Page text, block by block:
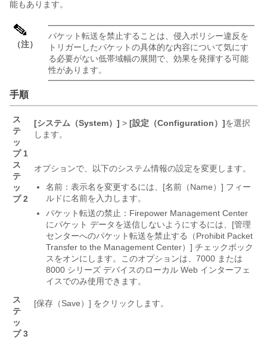
能もあります。
（注）
パケット転送を禁止することは、侵入ポリシー違反を
トリガーしたパケットの具体的な内容について気にす
る必要がない低帯域幅の展開で、効果を発揮する可能
性があります。
手順
ス
テ
ッ
プ 1
[システム（System）] > [設定（Configuration）]を選択
します。
ス
テ
ッ
プ 2
オプションで、以下のシステム情報の設定を変更します。
名前：表示名を変更するには、[名前（Name）] フィー
ルドに名前を入力します。
パケット転送の禁止： Firepower Management Center
にパケット データを送信しないようにするには、[管理
センターへのパケット転送を禁止する（Prohibit Packet
Transfer to the Management Center）] チェックボック
スをオンにします。
このオプションは、 7000 または
8000 シリーズ デバイスのローカル Web インターフェ
イスでのみ使用できます。
ス
テ
ッ
プ 3
[保存（Save）] をクリックします。